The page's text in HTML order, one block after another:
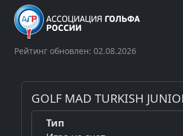
Рейтинг обновлен: 02.08.2026
GOLF MAD TURKISH
Тип